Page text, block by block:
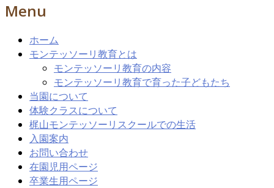
Menu
ホーム
モンテッソーリ教育とは
モンテッソーリ教育の内容
モンテッソーリ教育で育った子どもたち
当園について
体験クラスについて
梶山モンテッソーリスクールでの生活
入園案内
お問い合わせ
在園児用ページ
卒業生用ページ